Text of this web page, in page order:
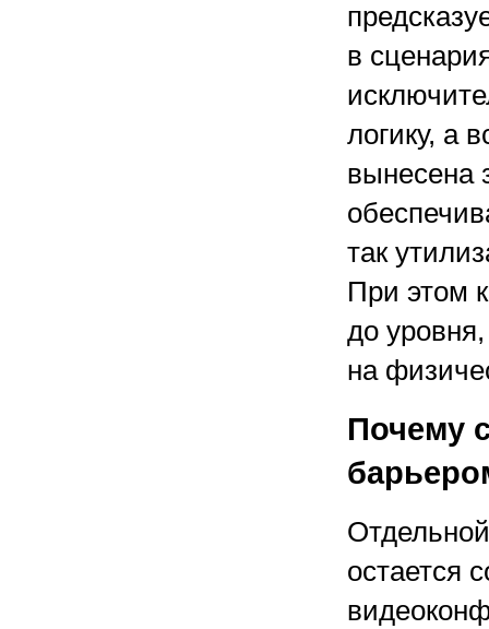
в
логику, а
вынесена
так
При этом
до
на
Почему
остается